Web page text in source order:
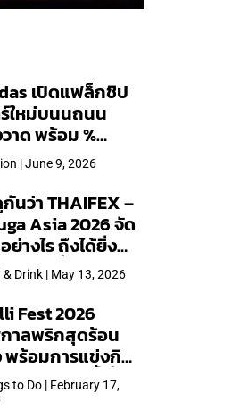
เปิดแฟล็กชิป
ใหม่บนนถนน
าด พร้อม %
และคอลเลก
เศษเฉพาะสาขา
| June 9, 2026
นว่า THAIFEX –
Asia 2026 จัด
ย่างไร ถึงได้ยิ่ง
ดเท่าที่เคยจัดมา
& Drink | May 13, 2026
Fest 2026
าลพริกสุดร้อน
พร้อมการแข่งกิน
ด 28 มี.ค.นี้ ที่โรง
มป์ตัน มาลัยฯ
to Do | February 17,